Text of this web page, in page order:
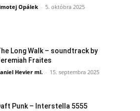
Opálek - 5. októbra 2025
Long Walk – soundtrack by
Fraites
Hevier ml. - 15. septembra 2025
Punk – Interstella 5555